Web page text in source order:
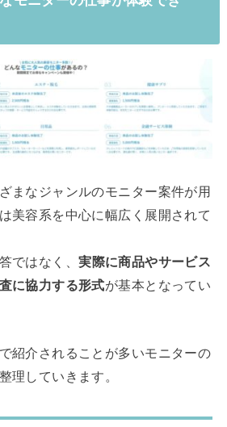
まなジャンルのモニター案件が用
美容系を中心に幅広く展開されて
ではなく、実際に商品やサービス
に協力する形式が基本となってい
紹介されることが多いモニターの
理していきます。